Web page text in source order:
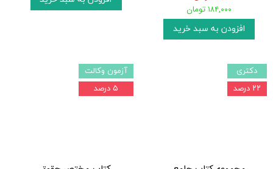
۱۸۴,۰۰۰ تومان
افزودن به سبد خرید
دکتری
۲۲ درصد
آزمون وکالت
۵ درصد